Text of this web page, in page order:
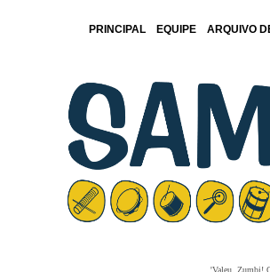
PRINCIPAL EQUIPE ARQUIVO
'Valeu, Zumbi!